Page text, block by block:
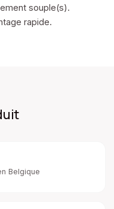
souple(s).
rapide.
Belgique